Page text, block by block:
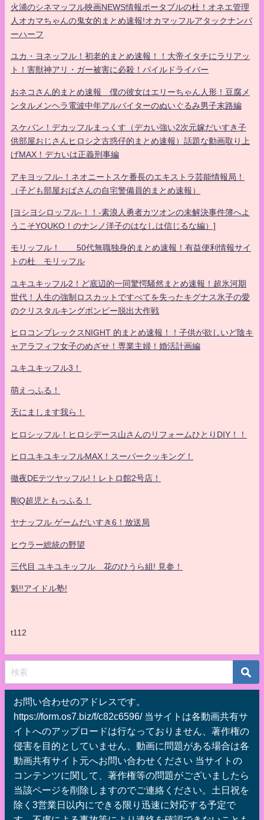
火浦のシネマッフル映画NEWS情報ポータブルの杜！オネエ管理
人オカマちゃんの鬼女的まとめ速報!オカマッフルアタックナンバ
ーハーフ
ユカ・ヨネッフル！初老的まとめ速報！！大帝イタチにラリアッ
ト！害獣神アリ・ガー被害に必殺！パイルドライバー
おネコさん的まとめ速報 僕の彼女はエリーちゃん人形！豆腐メ
ンタルメンヘラ電波中年アルバイターのぬいぐるみ男子末路編
スケバン！デカッフルまっくす（デカい強い2次元嫁だいすき子
供部屋おじさんヒロシ之古惑仔的まとめ速報）話題な動画取り上
げMAX！デカいは正義刑事編
アキヨッフル-！ネオニートスケ番長のエキストラ芸能情報局！
（子ども部屋おばさんの自宅警備員的まとめ速報）
[ヨシヨシロッフル-！！-素浪人勇者カツオンの未解決事件簿へよ
うこそYOUKO！のナンノ洋子のはなしは信じるな編）]
モリッフル！ 50代無職独身的まとめ速報！有益便利情報サイ
トの杜 モリッフル
ユキユキッフル2！ど底辺的一同驚愕騒然まとめ速報！超氷河期
世代！人生の強制ロスカットですべてを失ったキグナス氷子の愛
のクリスタルキングボンビー脱出大作戦
ヒロコンプレックスNIGHT 的まとめ速報！！子供が欲しいど陰キ
ャアラフィフ女子のめざせ！専業主婦！婚活計画編
ユキユキッフル3！
萌えっふる！
天にまします我ら！
ヒロシッフル！ヒロシデース山さんのリフォームひとりDIY！！
ヒロユキユキッフルMAX！スーパークッキング！
徹夜DEテツヤッフル!！レトロ館2号店！
剛Q超児ともっふる！
ヤナッフル ゲームだいすき6！放送局
ヒウラー総統の野望
三代目 ユキユキッフル 花のひうら組! 見参！
魁!!アイドル塾!
t112
お問い合わせのアドレスです。
https://form.os7.biz/f/c82c6596/ 当サイトは各動画共有サ
イトへのアップロードは行なっておりません、著作権の
侵害を目的としていません、動画に問題がある場合は各
動画共有サイト元へお問い合わせください 当サイトの
コンテンツに関して、著作権等の問題がございましたら
当該ページを削除しますのでご連絡ください。土日祝を
除く3営業日以内にできる限り迅速に対応する予定で